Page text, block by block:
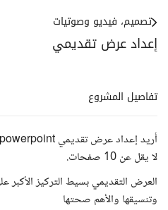
إعداد عرض تقديمي
تصميم، فيديو وصوتيات
تفاصيل المشروع
لا يقل عن 10 صفحات.
العرض التقديمي بسيط التركيز
وتنسيقها والأهم صحتها